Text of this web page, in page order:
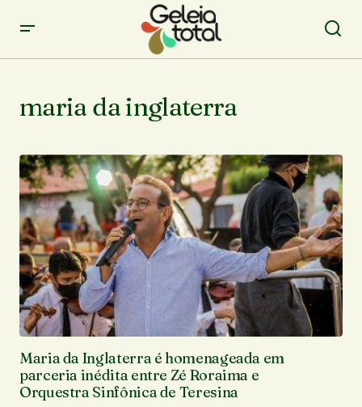
maria da inglaterra
Maria da Inglaterra é homenageada em
parceria inédita entre Zé Roraima e
Orquestra Sinfônica de Teresina